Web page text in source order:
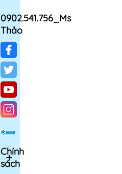
0902.541.756_Ms
Thảo
Chính
sách